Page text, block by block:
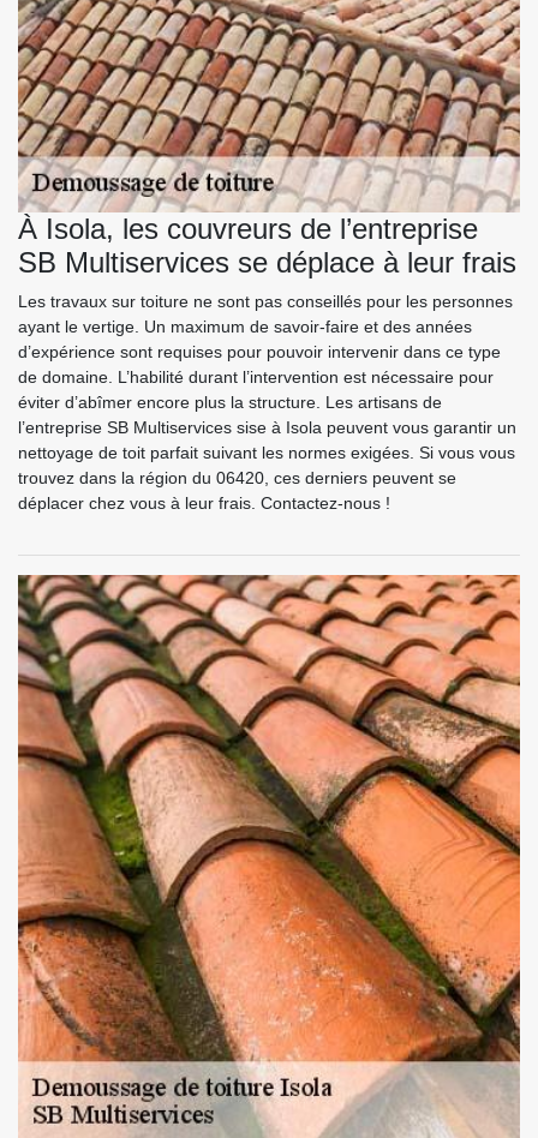
À Isola, les couvreurs de l’entreprise
SB Multiservices se déplace à leur frais
Les travaux sur toiture ne sont pas conseillés pour les personnes
ayant le vertige. Un maximum de savoir-faire et des années
d’expérience sont requises pour pouvoir intervenir dans ce type
de domaine. L’habilité durant l’intervention est nécessaire pour
éviter d’abîmer encore plus la structure. Les artisans de
l’entreprise SB Multiservices sise à Isola peuvent vous garantir un
nettoyage de toit parfait suivant les normes exigées. Si vous vous
trouvez dans la région du 06420, ces derniers peuvent se
déplacer chez vous à leur frais. Contactez-nous !